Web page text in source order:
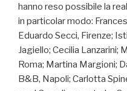
hanno reso possibile la
in particolar modo:
Eduardo Secci, Firenze;
Jagiello; Cecilia Lanzarini;
Roma; Martina Margioni;
B&B, Napoli; Carlotta